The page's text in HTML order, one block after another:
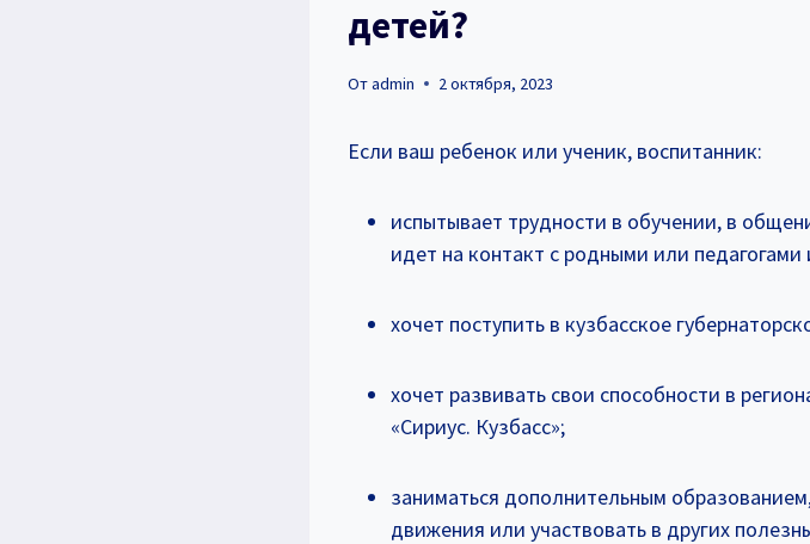
детей?
Отadmin 2 октября, 2023
Если ваш ребенок или ученик, воспитанник:
испытывает трудности в обучении, в
идет на контакт с родными или
хочет поступить в кузбасское
хочет развивать свои способности в
«Сириус. Кузбасс»;
заниматься дополнительным
движения или участвовать в других